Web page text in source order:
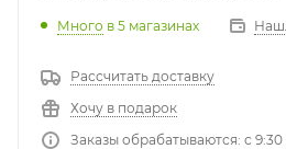
Много в 5 магазинах
Рассчитать доставку
Хочу в подарок
Заказы обрабатываются: с